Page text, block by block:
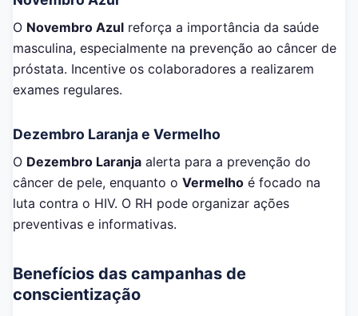
O Novembro Azul reforça a importância da saúde
masculina, especialmente na prevenção ao câncer de
próstata. Incentive os colaboradores a realizarem
exames regulares.
Dezembro Laranja e Vermelho
O Dezembro Laranja alerta para a prevenção do
câncer de pele, enquanto o Vermelho é focado na
luta contra o HIV. O RH pode organizar ações
preventivas e informativas.
Benefícios das campanhas de
conscientização